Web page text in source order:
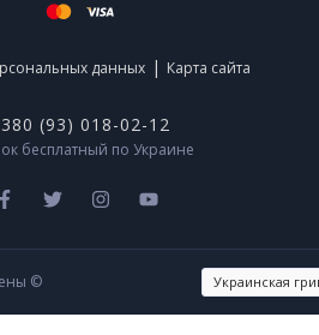
данных | Карта сайта
(93) 018-02-12
бесплатный по Украине
©